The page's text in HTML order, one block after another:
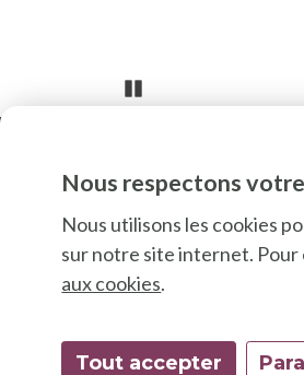
Nous respectons
Nous utilisons les cookies
sur notre site internet. Pour
aux cookies.
Tout accepter